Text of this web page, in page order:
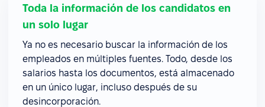
Toda la información de los candidatos en
un solo lugar
Ya no es necesario buscar la información de los
empleados en múltiples fuentes. Todo, desde los
salarios hasta los documentos, está almacenado
en un único lugar, incluso después de su
desincorporación.